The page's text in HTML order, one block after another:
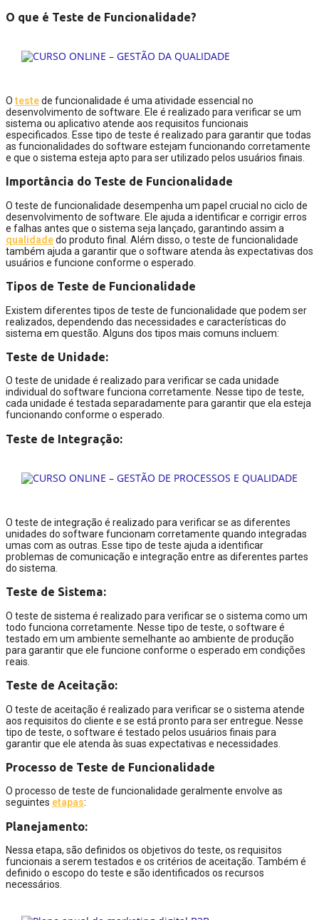
O que é Teste de Funcionalidade?
Otestede funcionalidade é uma atividade essencial no
desenvolvimento de software. Ele é realizado para verificar se um
sistema ou aplicativo atende aos requisitos funcionais
especificados. Esse tipo de teste é realizado para garantir que todas
as funcionalidades do software estejam funcionando corretamente
e que o sistema esteja apto para ser utilizado pelos usuários finais.
Importância do Teste de Funcionalidade
O teste de funcionalidade desempenha um papel crucial no ciclo de
desenvolvimento de software. Ele ajuda a identificar e corrigir erros
e falhas antes que o sistema seja lançado, garantindo assim a
qualidadedo produto final. Além disso, o teste de funcionalidade
também ajuda a garantir que o software atenda às expectativas dos
usuários e funcione conforme o esperado.
Tipos de Teste de Funcionalidade
Existem diferentes tipos de teste de funcionalidade que podem ser
realizados, dependendo das necessidades e características do
sistema em questão. Alguns dos tipos mais comuns incluem:
Teste de Unidade:
O teste de unidade é realizado para verificar se cada unidade
individual do software funciona corretamente. Nesse tipo de teste,
cada unidade é testada separadamente para garantir que ela esteja
funcionando conforme o esperado.
Teste de Integração:
O teste de integração é realizado para verificar se as diferentes
unidades do software funcionam corretamente quando integradas
umas com as outras. Esse tipo de teste ajuda a identificar
problemas de comunicação e integração entre as diferentes partes
do sistema.
Teste de Sistema:
O teste de sistema é realizado para verificar se o sistema como um
todo funciona corretamente. Nesse tipo de teste, o software é
testado em um ambiente semelhante ao ambiente de produção
para garantir que ele funcione conforme o esperado em condições
reais.
Teste de Aceitação:
O teste de aceitação é realizado para verificar se o sistema atende
aos requisitos do cliente e se está pronto para ser entregue. Nesse
tipo de teste, o software é testado pelos usuários finais para
garantir que ele atenda às suas expectativas e necessidades.
Processo de Teste de Funcionalidade
O processo de teste de funcionalidade geralmente envolve as
seguintes etapas:
Planejamento:
Nessa etapa, são definidos os objetivos do teste, os requisitos
funcionais a serem testados e os critérios de aceitação. Também é
definido o escopo do teste e são identificados os recursos
necessários.